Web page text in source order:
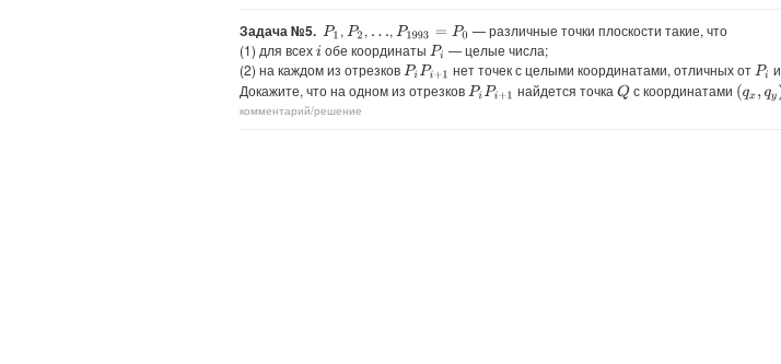
Задача №5. P1, P2, , P1993=P0
— различные точки плоскости такие, что
(1) для всехi обе координаты Pi — целые числа;
(2) на каждом из отрезковPiPi+1 нет точек с целыми координатами, отличных отPi и
Докажите, что на одном из отрезковPiPi+1 найдется точкаQс координатами (qx,qy)
комментарий/решение